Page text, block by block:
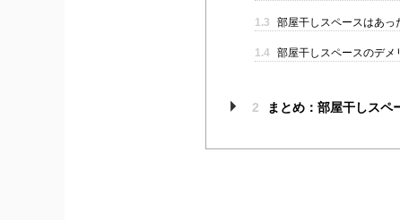
1.3 部屋干しスペースはあっ
1.4 部屋干しスペースのデメ
2 まとめ：部屋干しスペ